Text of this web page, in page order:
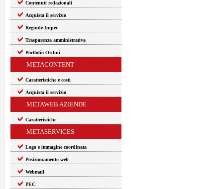
Contenuti redazionali
Acquista il servizio
Reginde-Inipec
Trasparenza amministrativa
Portfolio Ordini
METACONTENT
Caratteristiche e costi
Acquista il servizio
METAWEB AZIENDE
Caratteristiche
METASERVICES
Logo e immagine coordinata
Posizionamento web
Webmail
PEC